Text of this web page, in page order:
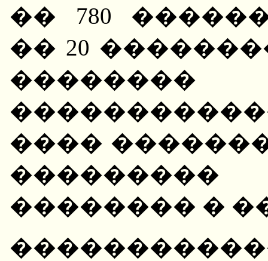
�� 780
�� 20
��������
����
�������� �